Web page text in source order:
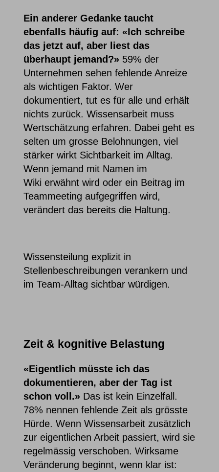
Ein anderer Gedanke taucht
ebenfalls häufig auf: «Ich schreibe
das jetzt auf, aber liest das
überhaupt jemand?» 59% der
Unternehmen sehen fehlende Anreize
als wichtigen Faktor. Wer
dokumentiert, tut es für alle und erhält
nichts zurück. Wissensarbeit muss
Wertschätzung erfahren. Dabei geht es
selten um grosse Belohnungen, viel
stärker wirkt Sichtbarkeit im Alltag.
Wenn jemand mit Namen im
Wiki erwähnt wird oder ein Beitrag im
Teammeeting aufgegriffen wird,
verändert das bereits die Haltung.
Wissensteilung explizit in
Stellenbeschreibungen verankern und
im Team-Alltag sichtbar würdigen.
Zeit & kognitive Belastung
«Eigentlich müsste ich das
dokumentieren, aber der Tag ist
schon voll.» Das ist kein Einzelfall.
78% nennen fehlende Zeit als grösste
Hürde. Wenn Wissensarbeit zusätzlich
zur eigentlichen Arbeit passiert, wird sie
regelmässig verschoben. Wirksame
Veränderung beginnt, wenn klar ist: